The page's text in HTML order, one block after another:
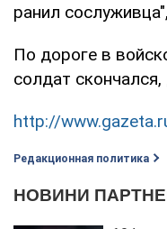
ранил
По дороге в
солдат
http://
Редакционная политика